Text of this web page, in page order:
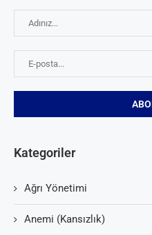
Kategoriler
Ağrı Yönetimi
Anemi (Kansızlık)